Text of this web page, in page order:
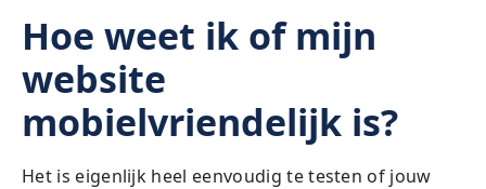
Hoe weet ik of mijn
website
mobielvriendelijk is?
Het is eigenlijk heel eenvoudig te testen of jouw